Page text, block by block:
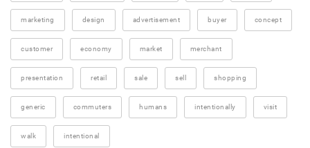
marketing design advertisement buyer concept
customer economy market merchant
presentation retail sale sell shopping
generic commuters humans intentionally visit
walk intentional